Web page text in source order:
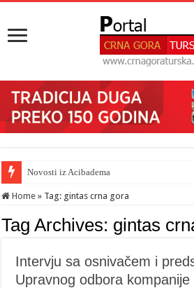
Novosti iz Acibadema
Home » Tag: gintas crna gora
Tag Archives: gintas
Intervju sa osnivačem i
Upravnog odbora